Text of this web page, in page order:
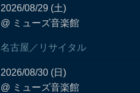
2026/08/29 (土)
@ ミューズ音楽館
名古屋／リサイタル
2026/08/30 (日)
@ ミューズ音楽館